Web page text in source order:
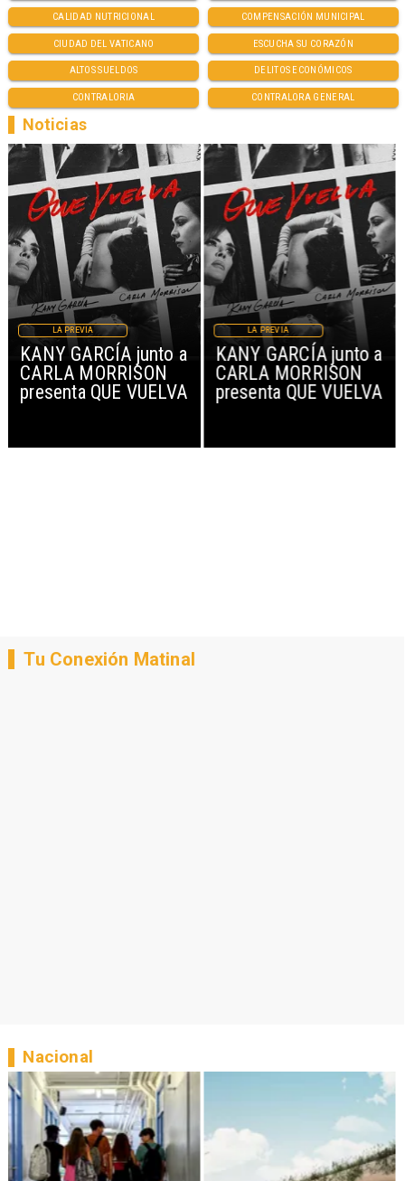
CALIDAD NUTRICIONAL COMPENSACIÓN MUNICIPAL
CIUDAD DEL VATICANO ESCUCHA SU CORAZÓN
ALTOS SUELDOS DELITOS ECONÓMICOS
CONTRALORIA CONTRALORA GENERAL
KANY GARCÍA junto a
CARLA MORRISON
presenta QUE VUELVA
LA PREVIA
KANY GARCÍA junto a
CARLA MORRISON
presenta QUE VUELVA
LA PREVIA
Noticias
Tu Conexión Matinal
Nacional